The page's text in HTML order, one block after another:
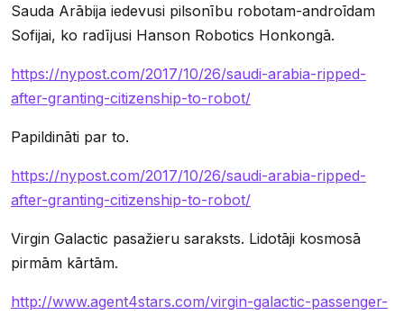
Sauda Arābija iedevusi pilsonību robotam-androīdam
Sofijai, ko radījusi Hanson Robotics Honkongā.
https://nypost.com/2017/10/26/saudi-arabia-ripped-
after-granting-citizenship-to-robot/
Papildināti par to.
https://nypost.com/2017/10/26/saudi-arabia-ripped-
after-granting-citizenship-to-robot/
Virgin Galactic pasažieru saraksts. Lidotāji kosmosā
pirmām kārtām.
http://www.agent4stars.com/virgin-galactic-passenger-